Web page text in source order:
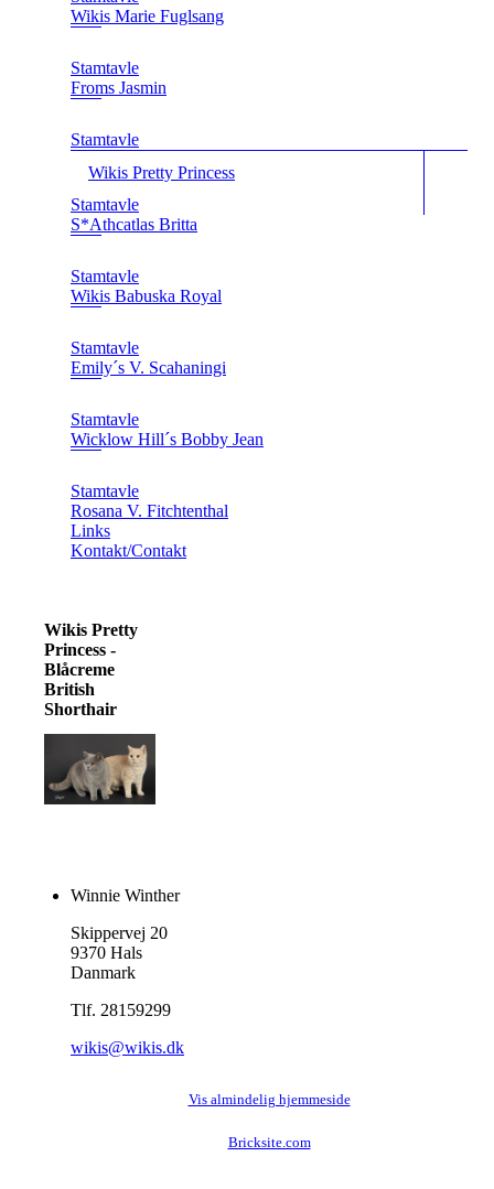
Wikis Marie Fuglsang
Stamtavle
Froms Jasmin
Stamtavle
Wikis Pretty Princess
Stamtavle
S*Athcatlas Britta
Stamtavle
Wikis Babuska Royal
Stamtavle
Emily´s V. Scahaningi
Stamtavle
Wicklow Hill´s Bobby Jean
Stamtavle
Rosana V. Fitchtenthal
Links
Kontakt/Contakt
Wikis Pretty
Princess -
Blåcreme
British
Shorthair
Winnie Winther
Skippervej 20
9370 Hals
Danmark
Tlf. 28159299
wikis@wikis.dk
Vis almindelig hjemmeside
Bricksite.com